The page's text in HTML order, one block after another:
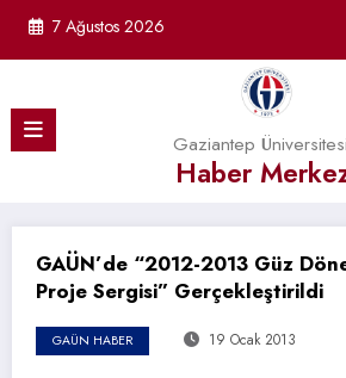
7 Ağustos 2026
Gaziantep Üniversitesi
Haber
GAÜN’de “2012-2013 Güz
Proje Sergisi” Gerçekleştirildi
GAÜN HABER 19 Ocak 2013